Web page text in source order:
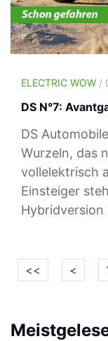
ELECTRIC WOW /
DS N°7:
DS
Wurzeln, das
vollelektrisch
Einsteiger
Hybridversion
<< <